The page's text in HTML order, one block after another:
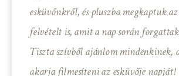
esküvőnkről, és pluszba megkaptuk az
felvételt is, amit a nap során
Tiszta szívből ajánlom mindenkinek,
akarja filmesíteni az esküvője napját!